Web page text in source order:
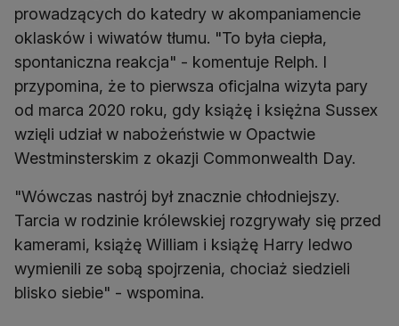
prowadzących do katedry w akompaniamencie
oklasków i wiwatów tłumu. "To była ciepła,
spontaniczna reakcja" - komentuje Relph. I
przypomina, że to pierwsza oficjalna wizyta pary
od marca 2020 roku, gdy książę i księżna Sussex
wzięli udział w nabożeństwie w Opactwie
Westminsterskim z okazji Commonwealth Day.
"Wówczas nastrój był znacznie chłodniejszy.
Tarcia w rodzinie królewskiej rozgrywały się przed
kamerami, książę William i książę Harry ledwo
wymienili ze sobą spojrzenia, chociaż siedzieli